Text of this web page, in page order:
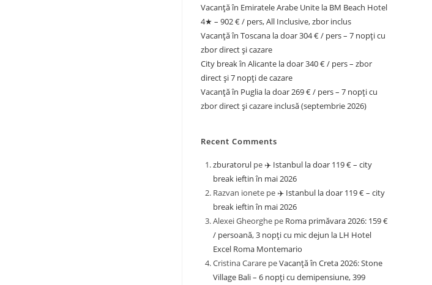
Vacanță în Emiratele Arabe Unite la BM Beach Hotel
4★ – 902 € / pers, All Inclusive, zbor inclus
Vacanță în Toscana la doar 304 € / pers – 7 nopți cu
zbor direct și cazare
City break în Alicante la doar 340 € / pers – zbor
direct și 7 nopți de cazare
Vacanță în Puglia la doar 269 € / pers – 7 nopți cu
zbor direct și cazare inclusă (septembrie 2026)
Recent Comments
zburatorul pe ✈️ Istanbul la doar 119 € – city
break ieftin în mai 2026
Razvan ionete pe ✈️ Istanbul la doar 119 € – city
break ieftin în mai 2026
Alexei Gheorghe pe Roma primăvara 2026: 159 €
/ persoană, 3 nopți cu mic dejun la LH Hotel
Excel Roma Montemario
Cristina Carare peVacanță în Creta 2026: Stone
Village Bali – 6 nopți cu demipensiune, 399